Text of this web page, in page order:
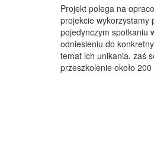
Projekt polega na
projekcie wykorzystamy
pojedynczym spotkaniu
odniesieniu do
temat ich unikania, zaś
przeszkolenie około